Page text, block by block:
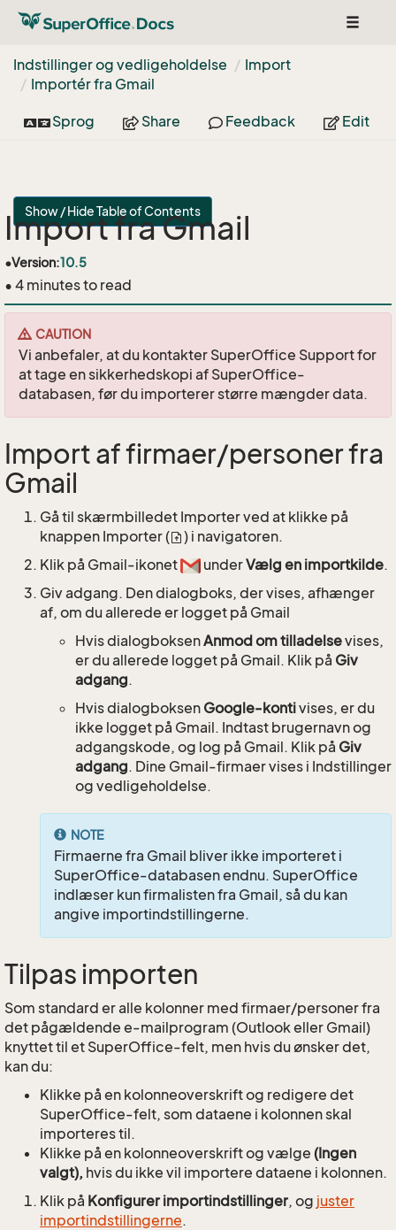
Toggle
Indstillinger og vedligeholdelse
Import
Importér fra Gmail
Sprog Share Feedback Edit
Show / Hide Table of Contents
Import fra Gmail
•Version:10.5
• 4 minutes to read
CAUTION
Vi anbefaler, at du kontakter SuperOffice Support for
at tage en sikkerhedskopi af SuperOffice-
databasen, før du importerer større mængder data.
Import af firmaer/personer fra
Gmail
Gå til skærmbilledet Importer ved at klikke på
knappen Importer (
) i navigatoren.
Klik på Gmail-ikonet
underVælg en importkilde.
Giv adgang. Den dialogboks, der vises, afhænger
af, om du allerede er logget på Gmail
Hvis dialogboksenAnmod om tilladelsevises,
er du allerede logget på Gmail. Klik på Giv
adgang.
Hvis dialogboksen Google-kontivises, er du
ikke logget på Gmail. Indtast brugernavn og
adgangskode, og log på Gmail. Klik på Giv
adgang. Dine Gmail-firmaer vises i Indstillinger
og vedligeholdelse.
NOTE
Firmaerne fra Gmail bliver ikke importeret i
SuperOffice-databasen endnu. SuperOffice
indlæser kun firmalisten fra Gmail, så du kan
angive importindstillingerne.
Tilpas importen
Som standard er alle kolonner med firmaer/personer fra
det pågældende e-mailprogram (Outlook eller Gmail)
knyttet til et SuperOffice-felt, men hvis du ønsker det,
kan du:
Klikke på en kolonneoverskrift og redigere det
SuperOffice-felt, som dataene i kolonnen skal
importeres til.
Klikke på en kolonneoverskrift og vælge (Ingen
valgt), hvis du ikke vil importere dataene i kolonnen.
Klik på Konfigurer importindstillinger, og juster
importindstillingerne.